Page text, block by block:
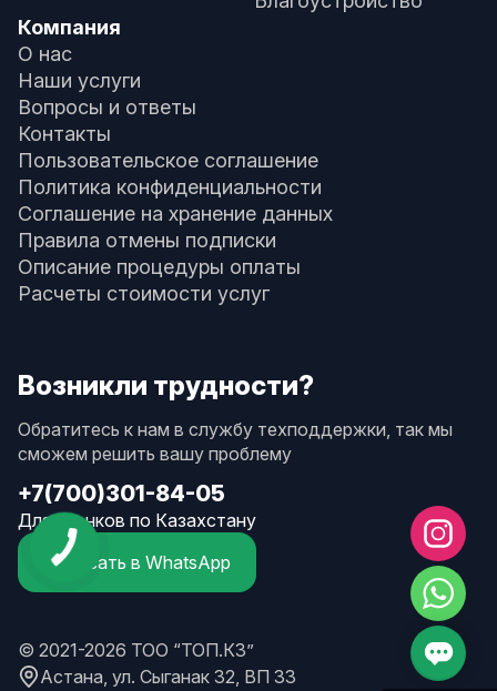
Компания
О нас
Наши услуги
Вопросы и ответы
Контакты
Пользовательское соглашение
Политика конфиденциальности
Соглашение на хранение данных
Правила отмены подписки
Описание процедуры оплаты
Расчеты стоимости услуг
Возникли трудности?
Обратитесь к нам в службу техподдержки, так мы
сможем решить вашу проблему
+7(700)301-84-05
Для звонков по Казахстану
Написать в WhatsApp
© 2021-2026 ТОО “ТОП.КЗ”
Астана, ул. Сыганак 32, ВП 33